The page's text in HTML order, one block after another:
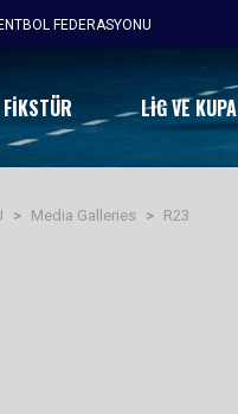
FEDERASYONU
FİKSTÜR LIG VE KUPA
> Media Galleries > R23